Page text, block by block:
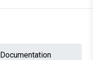
Documentation